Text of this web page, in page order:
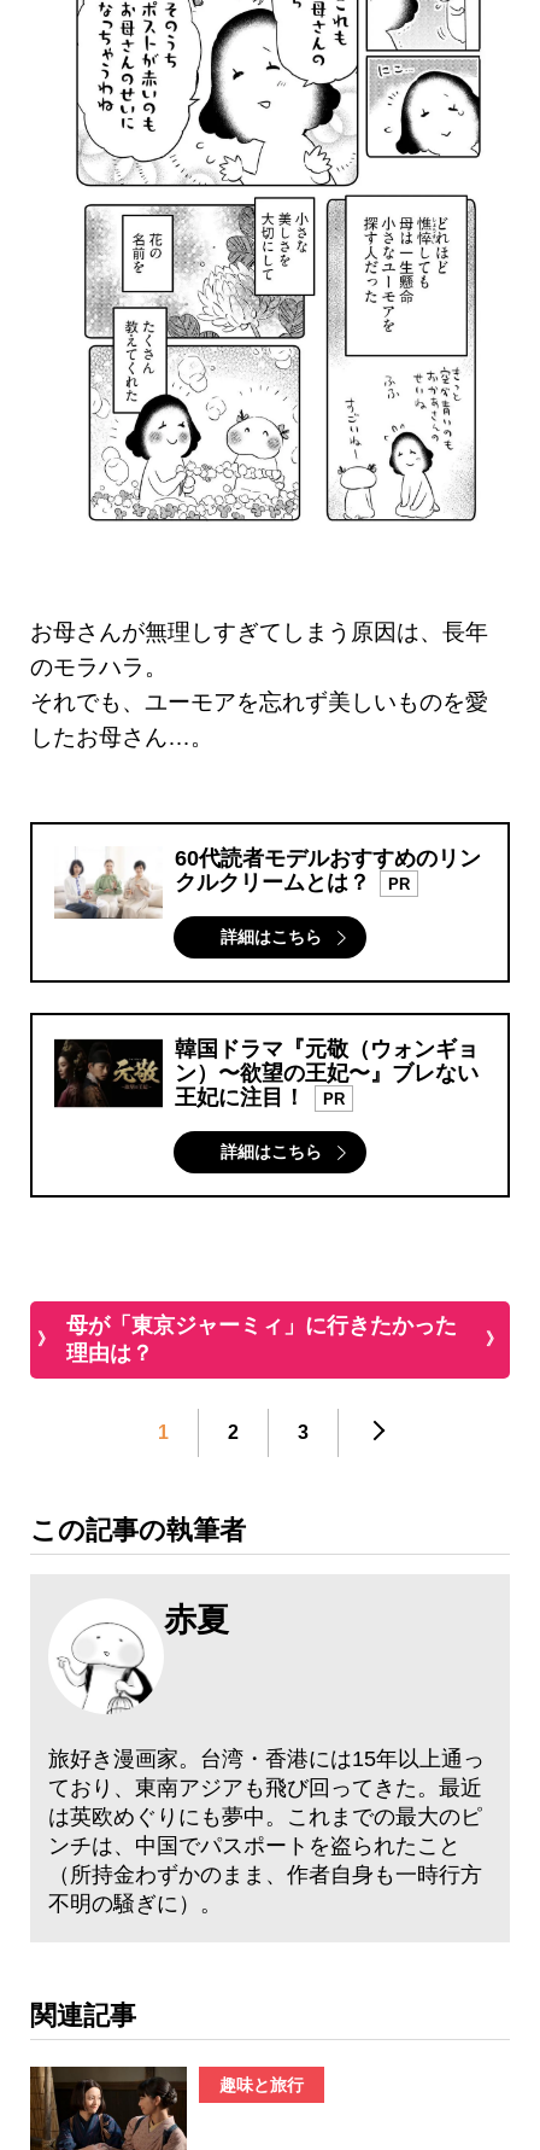
お母さんが無理しすぎてしまう原因は、長年
のモラハラ。
それでも、ユーモアを忘れず美しいものを愛
したお母さん…。
60代読者モデルおすすめのリン
クルクリームとは？
PR
詳細はこちら
韓国ドラマ『元敬（ウォンギョ
ン）〜欲望の王妃〜』ブレない
王妃に注目！
PR
詳細はこちら
母が「東京ジャーミィ」に行きたかった
理由は？
1 2 3
この記事の執筆者
赤夏
旅好き漫画家。台湾・香港には15年以上通っ
ており、東南アジアも飛び回ってきた。最近
は英欧めぐりにも夢中。これまでの最大のピ
ンチは、中国でパスポートを盗られたこと
（所持金わずかのまま、作者自身も一時行方
不明の騒ぎに）。
関連記事
趣味と旅行